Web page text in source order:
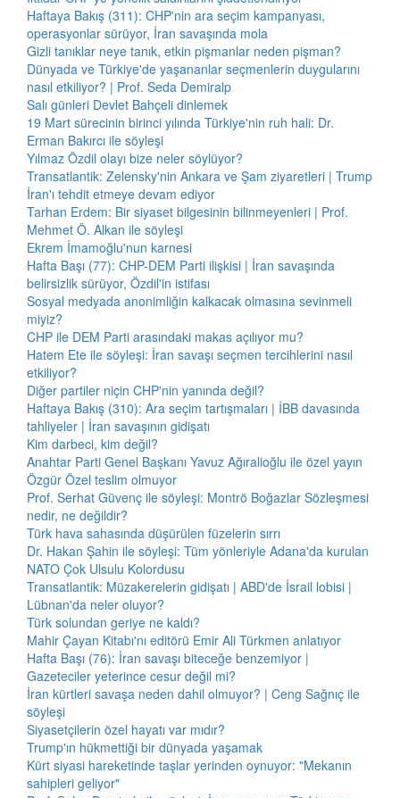
Haftaya Bakış (311): CHP'nin ara seçim kampanyası,
operasyonlar sürüyor, İran savaşında mola
Gizli tanıklar neye tanık, etkin pişmanlar neden pişman?
Dünyada ve Türkiye'de yaşananlar seçmenlerin duygularını
nasıl etkiliyor? | Prof. Seda Demiralp
Salı günleri Devlet Bahçeli dinlemek
19 Mart sürecinin birinci yılında Türkiye'nin ruh hali: Dr.
Erman Bakırcı ile söyleşi
Yılmaz Özdil olayı bize neler söylüyor?
Transatlantik: Zelensky'nin Ankara ve Şam ziyaretleri | Trump
İran'ı tehdit etmeye devam ediyor
Tarhan Erdem: Bir siyaset bilgesinin bilinmeyenleri | Prof.
Mehmet Ö. Alkan ile söyleşi
Ekrem İmamoğlu'nun karnesi
Hafta Başı (77): CHP-DEM Parti ilişkisi | İran savaşında
belirsizlik sürüyor, Özdil'in istifası
Sosyal medyada anonimliğin kalkacak olmasına sevinmeli
miyiz?
CHP ile DEM Parti arasındaki makas açılıyor mu?
Hatem Ete ile söyleşi: İran savaşı seçmen tercihlerini nasıl
etkiliyor?
Diğer partiler niçin CHP'nin yanında değil?
Haftaya Bakış (310): Ara seçim tartışmaları | İBB davasında
tahliyeler | İran savaşının gidişatı
Kim darbeci, kim değil?
Anahtar Parti Genel Başkanı Yavuz Ağıralioğlu ile özel yayın
Özgür Özel teslim olmuyor
Prof. Serhat Güvenç ile söyleşi: Montrö Boğazlar Sözleşmesi
nedir, ne değildir?
Türk hava sahasında düşürülen füzelerin sırrı
Dr. Hakan Şahin ile söyleşi: Tüm yönleriyle Adana'da kurulan
NATO Çok Ulsulu Kolordusu
Transatlantik: Müzakerelerin gidişatı | ABD'de İsrail lobisi |
Lübnan'da neler oluyor?
Türk solundan geriye ne kaldı?
Mahir Çayan Kitabı'nı editörü Emir Ali Türkmen anlatıyor
Hafta Başı (76): İran savaşı biteceğe benzemiyor |
Gazeteciler yeterince cesur değil mi?
İran kürtleri savaşa neden dahil olmuyor? | Ceng Sağnıç ile
söyleşi
Siyasetçilerin özel hayatı var mıdır?
Trump'ın hükmettiği bir dünyada yaşamak
Kürt siyasi hareketinde taşlar yerinden oynuyor: "Mekanın
sahipleri geliyor"